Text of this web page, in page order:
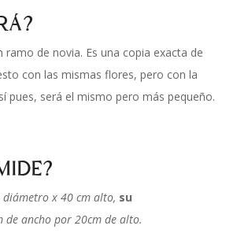
ramo de novia. Es una copia exacta de
con las mismas flores, pero con la
pues, será el mismo pero más pequeño.
diámetro x 40 cm alto, su
de ancho por 20cm de alto.